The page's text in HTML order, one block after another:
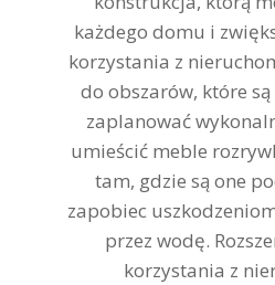
każdego domu i
korzystania z
do obszarów, które
zaplanować
umieścić meble
tam, gdzie są one
zapobiec
przez wodę.
korzystania z